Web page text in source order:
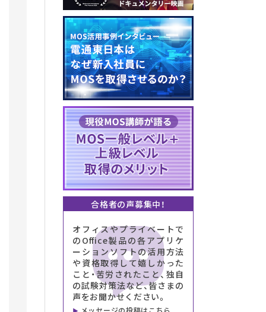
合格者の声募集中！
オフィスやプライベートで
のOffice製品の各アプリケ
ーションソフトの活用方法
や資格取得して嬉しかった
こと・苦労されたこと、独自
の試験対策法など、皆さまの
声をお聞かせください。